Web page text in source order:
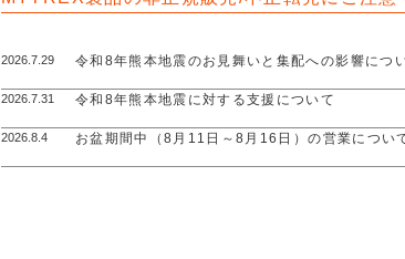
2026.7.29 令和8年熊本地震のお見舞いと集配への影響につ
2026.7.31 令和8年熊本地震に対する支援について
2026.8.4 お盆期間中（8月11日～8月16日）の営業につい